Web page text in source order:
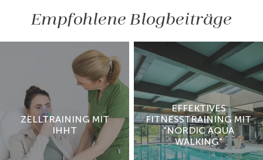
Empfohlene Blogbeiträge
ZELLTRAINING MIT
IHHT
EFFEKTIVES
FITNESSTRAINING MIT
"NORDIC AQUA
WALKING"